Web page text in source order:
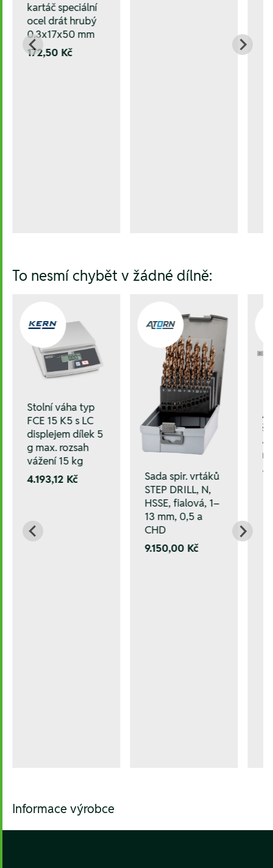
kartáč speciální
ocel drát hrubý
0.3x17x50 mm
172,50 Kč
To nesmí chybět v žádné dílně:
Stolní váha typ
FCE 15 K5 s LC
displejem dílek 5
g max. rozsah
vážení 15 kg
4.193,12 Kč
Sada spir. vrtáků
STEP DRILL, N,
HSSE, fialová, 1–
13 mm, 0,5 a
CHD
9.150,00 Kč
Informace výrobce